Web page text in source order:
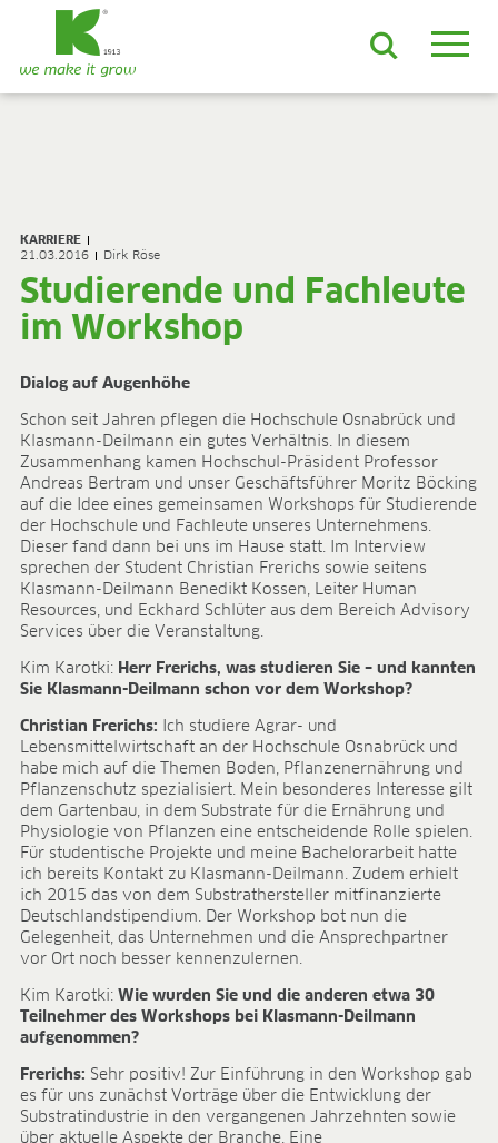
ProLine Substrate
Containermulch
Rohstoffe
Log & Solve
Sphaxx®
Liefersicherheit
Rootixx
ANWENDUNGSFELDER
Jungpflanzenanzucht
Presstopferden
Topfkräuter
Beet- und Balkonpflanzen
Topfpflanzen
Forstpflanzen
Beerenobst
Qualitätserden für den Fachhandel
Sphagnum für Orchideen
UNTERNEHMEN
Über uns
Standorte
Zahlen & Fakten
Forschung & Entwicklung
Qualität & Zertifikate
Kontakt
KARRIERE
KARRIERE
21.03.2016
Dirk Röse
Studierende und Fachleute
im Workshop
Dialog auf Augenhöhe
Schon seit Jahren pflegen die Hochschule Osnabrück und
Klasmann-Deilmann ein gutes Verhältnis. In diesem
Zusammenhang kamen Hochschul-Präsident Professor
Andreas Bertram und unser Geschäftsführer Moritz Böcking
auf die Idee eines gemeinsamen Workshops für Studierende
der Hochschule und Fachleute unseres Unternehmens.
Dieser fand dann bei uns im Hause statt. Im Interview
sprechen der Student Christian Frerichs sowie seitens
Klasmann-Deilmann Benedikt Kossen, Leiter Human
Resources, und Eckhard Schlüter aus dem Bereich Advisory
Services über die Veranstaltung.
Kim Karotki:Herr Frerichs, was studieren Sie – und kannten
Sie Klasmann-Deilmann schon vor dem Workshop?
Christian Frerichs: Ich studiere Agrar- und
Lebensmittelwirtschaft an der Hochschule Osnabrück und
habe mich auf die Themen Boden, Pflanzenernährung und
Pflanzenschutz spezialisiert. Mein besonderes Interesse gilt
dem Gartenbau, in dem Substrate für die Ernährung und
Physiologie von Pflanzen eine entscheidende Rolle spielen.
Für studentische Projekte und meine Bachelorarbeit hatte
ich bereits Kontakt zu Klasmann-Deilmann. Zudem erhielt
ich 2015 das von dem Substrathersteller mitfinanzierte
Deutschlandstipendium. Der Workshop bot nun die
Gelegenheit, das Unternehmen und die Ansprechpartner
vor Ort noch besser kennenzulernen.
Kim Karotki:Wie wurden Sie und die anderen etwa 30
Teilnehmer des Workshops bei Klasmann-Deilmann
aufgenommen?
Frerichs: Sehr positiv! Zur Einführung in den Workshop gab
es für uns zunächst Vorträge über die Entwicklung der
Substratindustrie in den vergangenen Jahrzehnten sowie
über aktuelle Aspekte der Branche. Eine